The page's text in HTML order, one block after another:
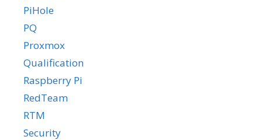
PiHole
PQ
Proxmox
Qualification
Raspberry Pi
RedTeam
RTM
Security